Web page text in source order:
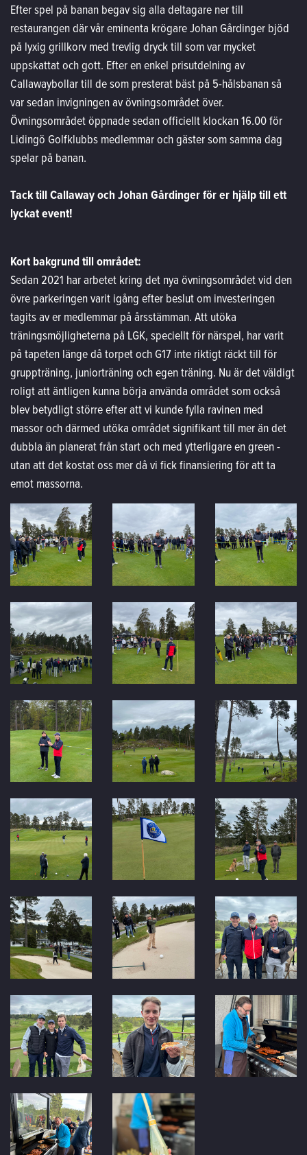
Efter spel på banan begav sig alla deltagare ner till
restaurangen där vår eminenta krögare Johan Gårdinger bjöd
på lyxig grillkorv med trevlig dryck till som var mycket
uppskattat och gott. Efter en enkel prisutdelning av
Callawaybollar till de som presterat bäst på 5-hålsbanan så
var sedan invigningen av övningsområdet över.
Övningsområdet öppnade sedan officiellt klockan 16.00 för
Lidingö Golfklubbs medlemmar och gäster som samma dag
spelar på banan.
Tack till Callaway och Johan Gårdinger för er hjälp till ett
lyckat event!
Kort bakgrund till området:
Sedan 2021 har arbetet kring det nya övningsområdet vid den
övre parkeringen varit igång efter beslut om investeringen
tagits av er medlemmar på årsstämman. Att utöka
träningsmöjligheterna på LGK, speciellt för närspel, har varit
på tapeten länge då torpet och G17 inte riktigt räckt till för
gruppträning, juniorträning och egen träning. Nu är det väldigt
roligt att äntligen kunna börja använda området som också
blev betydligt större efter att vi kunde fylla ravinen med
massor och därmed utöka området signifikant till mer än det
dubbla än planerat från start och med ytterligare en green -
utan att det kostat oss mer då vi fick finansiering för att ta
emot massorna.